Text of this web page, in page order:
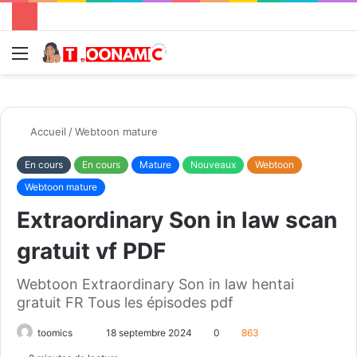
Menu
Accueil /Webtoon mature
En cours En cours Mature Nouveaux
Webtoon
Webtoon mature
Extraordinary Son in law scan
gratuit vf PDF
Webtoon Extraordinary Son in law hentai
gratuit FR Tous les épisodes pdf
toomics
n
18 septembre 2024 0 863